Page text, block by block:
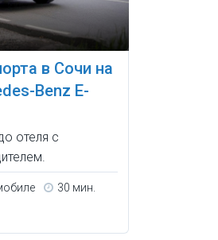
в Сочи на
Benz E-
отеля с
30 мин.